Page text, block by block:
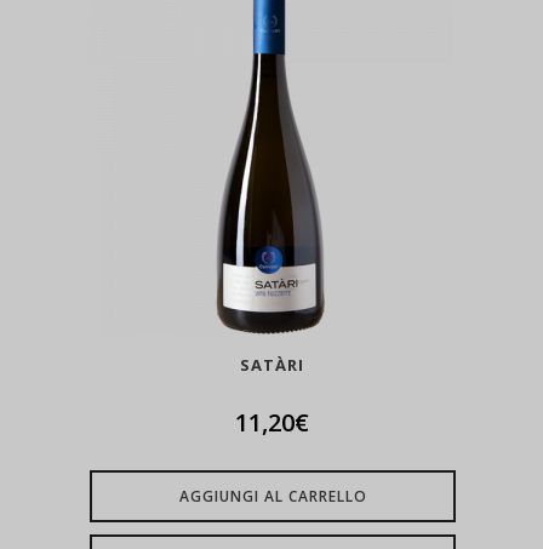
SATÀRI
11,20€
AGGIUNGI AL CARRELLO